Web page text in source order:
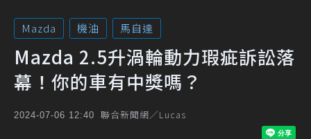
Mazda 機油 馬自達
Mazda 2.5升渦輪動力瑕疵訴訟落
幕！你的車有中獎嗎？
2024-07-06 12:40 聯合新聞網／Lucas